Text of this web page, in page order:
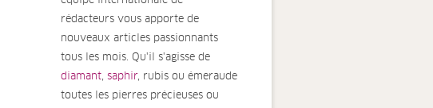
rédacteurs vous apporte de
nouveaux articles passionnants
tous les mois. Qu'il s'agisse de
diamant,saphir, rubis ou émeraude
toutes les pierres précieuses ou